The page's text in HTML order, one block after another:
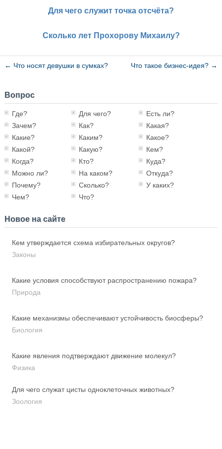
Для чего служит точка отсчёта?
Сколько лет Прохорову Михаилу?
← Что носят девушки в сумках? Что такое бизнес-идея? →
Вопрос
Где? Для чего?
Есть ли?
Зачем?
Как?
Какая?
Какие?
Каким?
Какое?
Какой?
Какую?
Кем?
Когда?
Кто?
Куда?
Можно ли?
На каком?
Откуда?
Почему?
Сколько?
У каких?
Чем?
Что?
Новое на сайте
Кем утверждается схема избирательных округов?
Законы
Какие условия способствуют распространению пожара?
Природа
Какие механизмы обеспечивают устойчивость биосферы?
Биология
Какие явления подтверждают движение молекул?
Физика
Для чего служат цисты одноклеточных животных?
Зоология